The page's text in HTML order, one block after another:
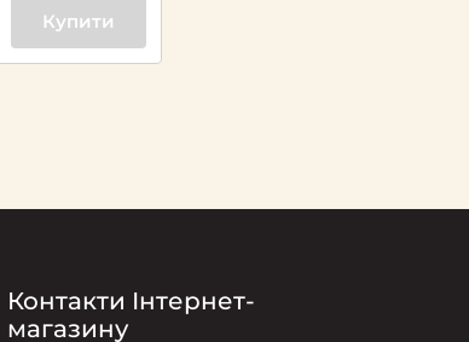
Купити
Контакти Інтернет-
магазину